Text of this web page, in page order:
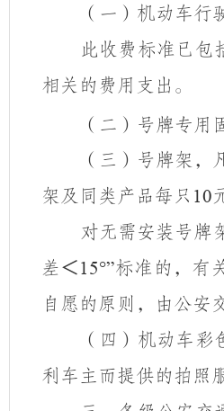
（一）机动车
此收费标准已包
相关的费用支出。
（二）号牌专
（三）号牌架
架及同类产品每只 10
对无需安装号牌
差＜15°”标准的，有
自愿的原则，由公安
（四）机动车
利车主而提供的拍照